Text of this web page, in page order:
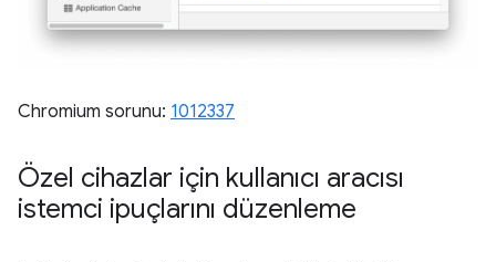
Chromium sorunu: 1012337
Özel cihazlar için kullanıcı aracısı
istemci ipuçlarını düzenleme